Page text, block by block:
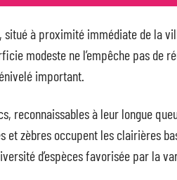
situé à proximité immédiate de la
modeste ne l’empêche pas de
important.
reconnaissables à leur longue
et zèbres occupent les clairières
d’espèces favorisée par la